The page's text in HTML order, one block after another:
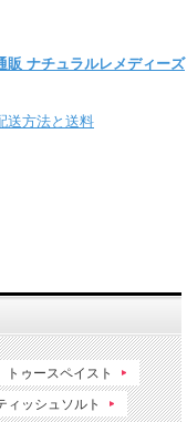
販 ナチュラルレメディーズ
送方法と送料
トゥースペイスト
ィッシュソルト